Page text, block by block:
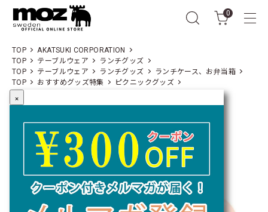
0
TOP
AKATSUKI CORPORATION
TOP
テーブルウェア
ランチグッズ
TOP
テーブルウェア ランチグッズ
ランチケース、お弁当箱
TOP
おすすめグッズ特集 ピクニックグッズ
×